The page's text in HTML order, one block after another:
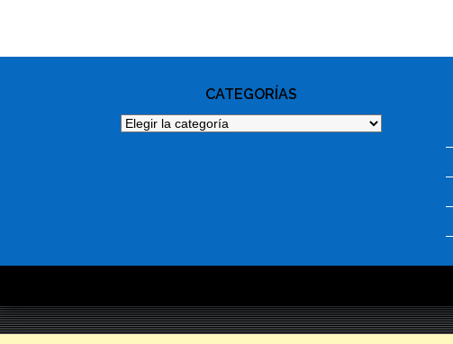
CATEGORÍAS
Categorías